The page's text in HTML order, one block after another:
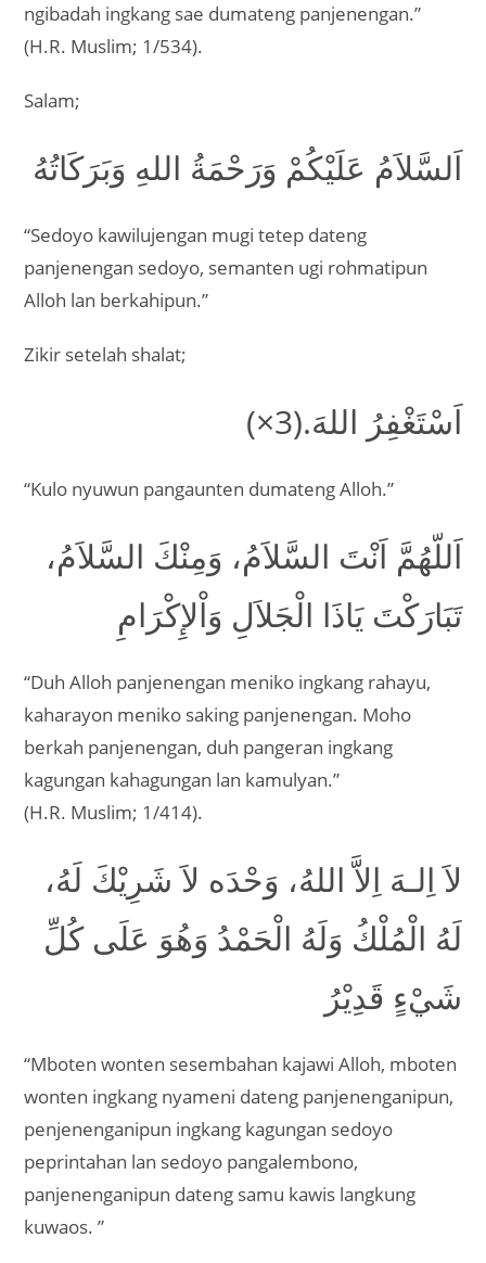
ngibadah ingkang sae dumateng panjenengan.”
(H.R. Muslim; 1/534).
Salam;
اَلسَّلاَمُ عَلَيْكُمْ وَرَحْمَةُ اللهِ وَبَرَكَاتُهُ
“Sedoyo kawilujengan mugi tetep dateng
panjenengan sedoyo, semanten ugi rohmatipun
Alloh lan berkahipun.”
Zikir setelah shalat;
اَسْتَغْفِرُ اللهَ.(3×)
“Kulo nyuwun pangaunten dumateng Alloh.”
اَللّهُمَّ اَنْتَ السَّلاَمُ، وَمِنْكَ السَّلاَمُ،
تَبَارَكْتَ يَاذَا الْجَلاَلِ وَاْلإِكْرَامِ
“Duh Alloh panjenengan meniko ingkang rahayu,
kaharayon meniko saking panjenengan. Moho
berkah panjenengan, duh pangeran ingkang
kagungan kahagungan lan kamulyan.”
(H.R. Muslim; 1/414).
لاَ اِلـهَ اِلاَّ اللهُ، وَحْدَه لاَ شَرِيْكَ لَهُ،
لَهُ الْمُلْكُ وَلَهُ الْحَمْدُ وَهُوَ عَلَى كُلِّ
شَيْءٍ قَدِيْرُ
“Mboten wonten sesembahan kajawi Alloh, mboten
wonten ingkang nyameni dateng panjenenganipun,
penjenenganipun ingkang kagungan sedoyo
peprintahan lan sedoyo pangalembono,
panjenenganipun dateng samu kawis langkung
kuwaos. ”